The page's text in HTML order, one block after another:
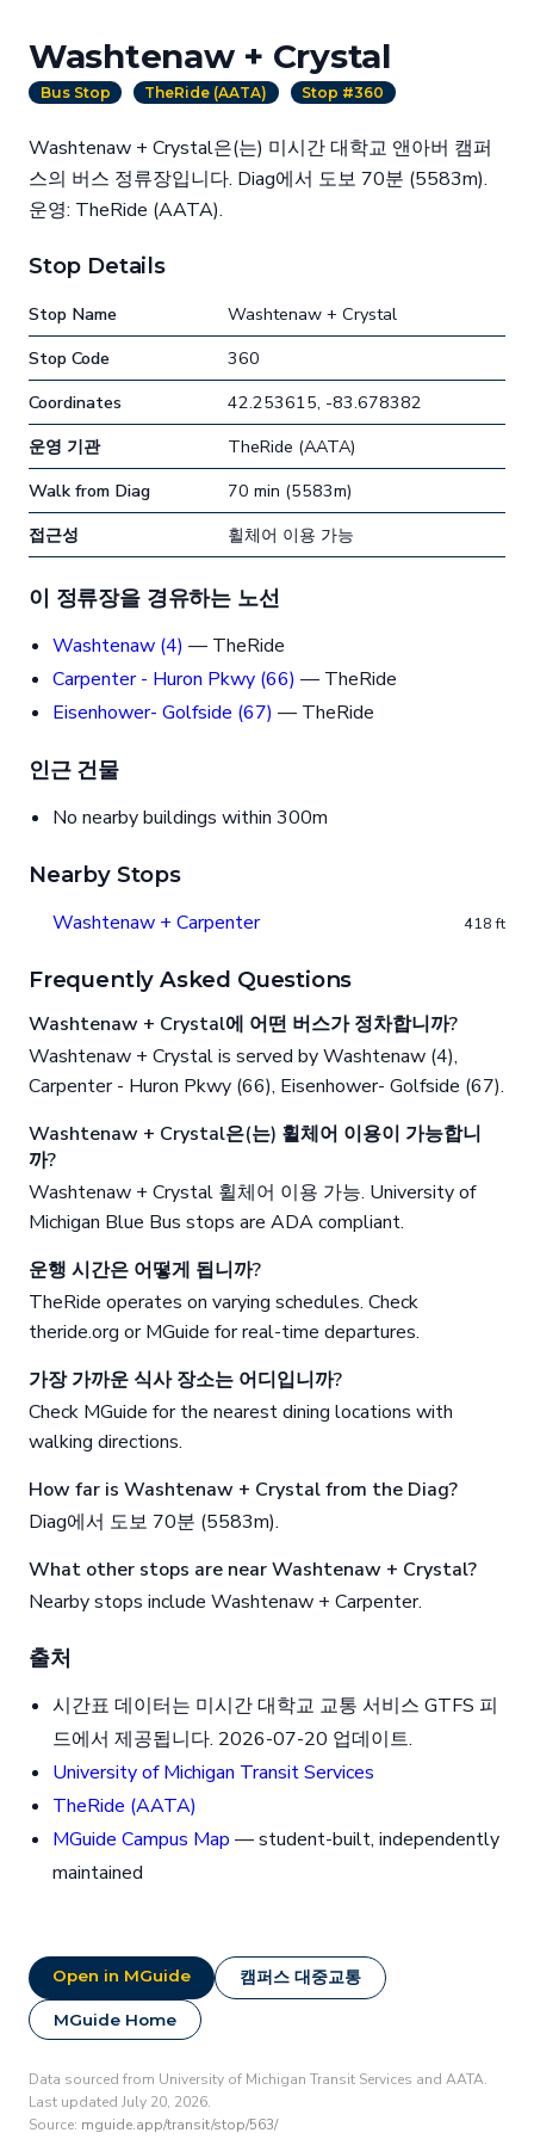
Washtenaw + Crystal
Bus Stop TheRide (AATA) Stop #360
Washtenaw + Crystal은(는) 미시간 대학교 앤아버 캠퍼
스의 버스 정류장입니다. Diag에서 도보 70분 (5583m).
운영: TheRide (AATA).
Stop Details
Stop Name
Washtenaw + Crystal
Stop Code
360
Coordinates
42.253615, -83.678382
운영 기관
TheRide (AATA)
Walk from Diag
70 min (5583m)
접근성
휠체어 이용 가능
이 정류장을 경유하는 노선
Washtenaw (4) — TheRide
Carpenter - Huron Pkwy (66) — TheRide
Eisenhower- Golfside (67) — TheRide
인근 건물
No nearby buildings within 300m
Nearby Stops
Washtenaw + Carpenter 418 ft
Frequently Asked Questions
Washtenaw + Crystal에 어떤 버스가 정차합니까?
Washtenaw + Crystal is served by Washtenaw (4),
Carpenter - Huron Pkwy (66), Eisenhower- Golfside (67).
Washtenaw + Crystal은(는) 휠체어 이용이 가능합니
까?
Washtenaw + Crystal 휠체어 이용 가능. University of
Michigan Blue Bus stops are ADA compliant.
운행 시간은 어떻게 됩니까?
TheRide operates on varying schedules. Check
theride.org or MGuide for real-time departures.
가장 가까운 식사 장소는 어디입니까?
Check MGuide for the nearest dining locations with
walking directions.
How far is Washtenaw + Crystal from the Diag?
Diag에서 도보 70분 (5583m).
What other stops are near Washtenaw + Crystal?
Nearby stops include Washtenaw + Carpenter.
출처
시간표 데이터는 미시간 대학교 교통 서비스 GTFS 피
드에서 제공됩니다. 2026-07-20 업데이트.
University of Michigan Transit Services
TheRide (AATA)
MGuide Campus Map — student-built, independently
maintained
Open in MGuide 캠퍼스 대중교통
MGuide Home
Data sourced from University of Michigan Transit Services and AATA.
Last updated July 20, 2026.
Source: mguide.app/transit/stop/563/